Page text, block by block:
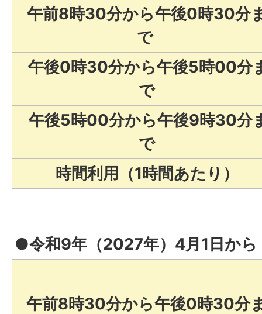
午前8時30分から午後0時30分
で
午後0時30分から午後5時00分
で
午後5時00分から午後9時30分
で
時間利用（1時間あたり）
●令和9年（2027年）4月1日から
午前8時30分から午後0時30分